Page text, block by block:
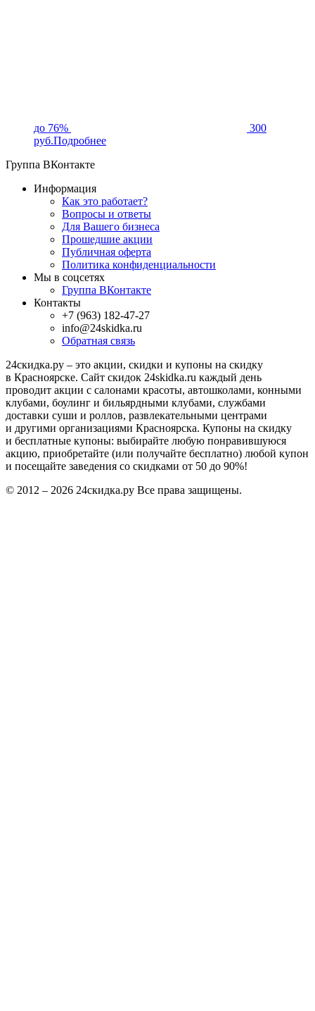
до 76%
300
руб.Подробнее
Группа ВКонтакте
Информация
Как это работает?
Вопросы и ответы
Для Вашего бизнеса
Прошедшие акции
Публичная оферта
Политика конфиденциальности
Мы в соцсетях
Группа ВКонтакте
Контакты
+7 (963) 182-47-27
info@24skidka.ru
Обратная связь
24скидка.ру – это акции, скидки и купоны на скидку
в Красноярске. Сайт скидок 24skidka.ru каждый день
проводит акции с салонами красоты, автошколами, конными
клубами, боулинг и бильярдными клубами, службами
доставки суши и роллов, развлекательными центрами
и другими организациями Красноярска. Купоны на скидку
и бесплатные купоны: выбирайте любую понравившуюся
акцию, приобретайте (или получайте бесплатно) любой купон
и посещайте заведения со скидками от 50 до 90%!
© 2012 – 2026 24скидка.ру Все права защищены.